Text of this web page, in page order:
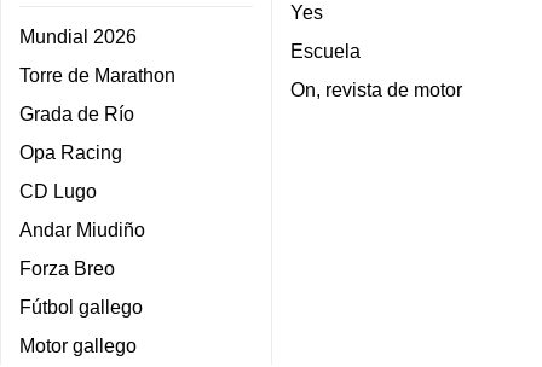
Mundial 2026
Torre de Marathon
Grada de Río
Opa Racing
CD Lugo
Andar Miudiño
Forza Breo
Fútbol gallego
Motor gallego
Yes
Escuela
On, revista de motor